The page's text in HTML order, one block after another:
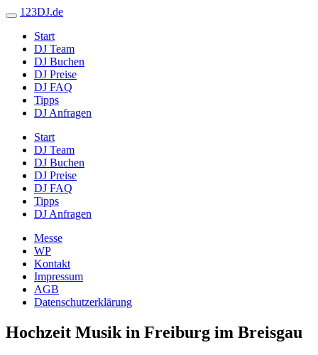
123DJ.de
Start
DJ Team
DJ Buchen
DJ Preise
DJ FAQ
Tipps
DJ Anfragen
Start
DJ Team
DJ Buchen
DJ Preise
DJ FAQ
Tipps
DJ Anfragen
Messe
WP
Kontakt
Impressum
AGB
Datenschutzerklärung
Hochzeit Musik in Freiburg im Breisgau